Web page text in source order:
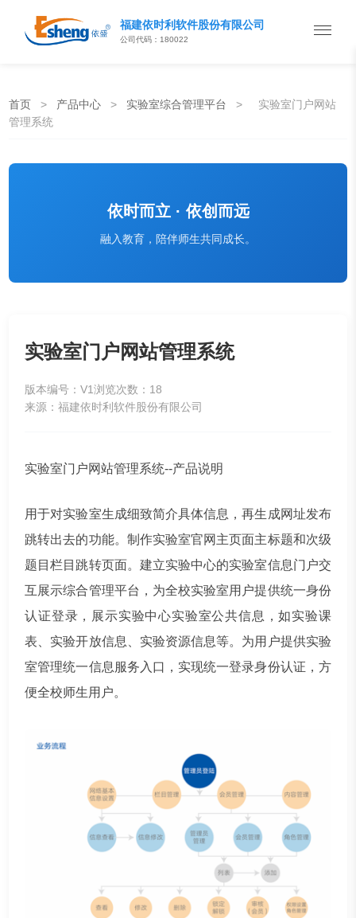
福建依时利软件股份有限公司
公司代码：180022
首页 > 产品中心 > 实验室综合管理平台 >
实验室门户网站
管理系统
依时而立 · 依创而远
融入教育，陪伴师生共同成长。
实验室门户网站管理系统
版本编号：V1浏览次数：18
来源：福建依时利软件股份有限公司
实验室门户网站管理系统--产品说明
用于对实验室生成细致简介具体信息，再生成网址发布
跳转出去的功能。制作实验室官网主页面主标题和次级
题目栏目跳转页面。建立实验中心的实验室信息门户交
互展示综合管理平台，为全校实验室用户提供统一身份
认证登录，展示实验中心实验室公共信息，如实验课
表、实验开放信息、实验资源信息等。为用户提供实验
室管理统一信息服务入口，实现统一登录身份认证，方
便全校师生用户。